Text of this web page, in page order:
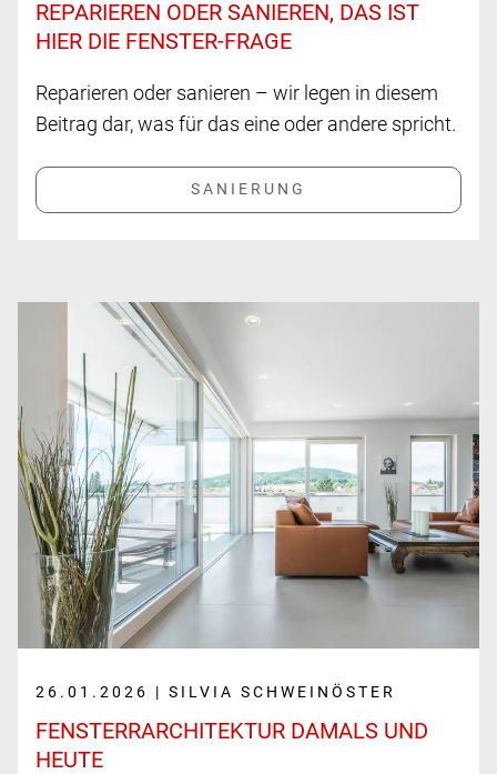
REPARIEREN ODER SANIEREN, DAS IST
HIER DIE FENSTER-FRAGE
Reparieren oder sanieren – wir legen in diesem
Beitrag dar, was für das eine oder andere spricht.
26.01.2026 | SILVIA SCHWEINÖSTER
FENSTERR­ARCHITEKTUR DAMALS UND
HEUTE